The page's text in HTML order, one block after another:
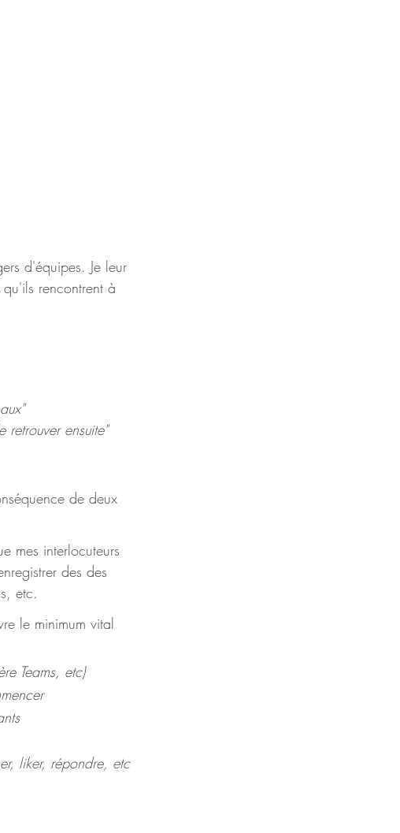
d'équipes. Je leur
rencontrent à
ensuite"
de deux
mes interlocuteurs
des des
etc.
le minimum vital
Teams, etc)
liker, répondre, etc